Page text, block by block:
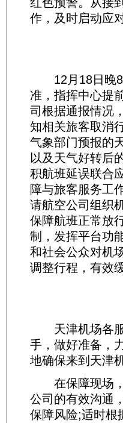
作，及时启动应
12月18日晚8
准，指挥中心提
司根据通报情况
知相关旅客取消
气象部门预报的
以及天气好转后
积航班延误联合
障与旅客服务工
请航空公司组织
保障航班正常放
制，发挥平台功
和社会公众对机
调整行程，有效
天津机场各服
手，做好准备，
地确保来到天津
在保障现场，
公司的有效沟通
保障风险;适时根